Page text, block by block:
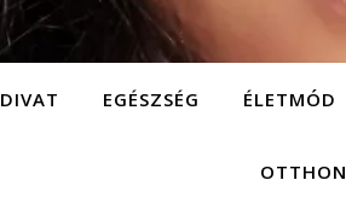
DIVAT EGÉSZSÉG ÉLETMÓD
OTTHON